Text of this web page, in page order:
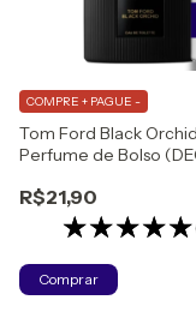
Tom Ford Black Orchid
Perfume de Bolso
R$21,90
COMPRE + PAGUE -
Comprar